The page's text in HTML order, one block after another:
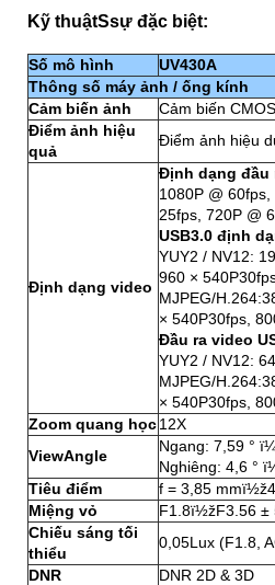
Kỹ thuậtSsự đặc biệt:
Số mô hình
UV430A
Thông số máy ảnh / ống kính
Cảm biến ảnh
Cảm biến
Điểm ảnh hiệu
quả
Điểm ảnh hiệu
Định dạng video
Định dạng đầu
1080P @
25fps, 720P @
USB3.0 định
YUY2 / NV12:
960 ×
MJPEG/
× 540P30fps,
Đầu ra video
YUY2 / NV12:
MJPEG/
× 540P30fps,
Zoom quang học12X
ViewAngle
Ngang: 7,59 °
Nghiêng: 4,6
Tiêu điểm
f = 3,85
Miệng vỏ
F1.8ï½žF3.56 ±
Chiếu sáng tối
thiểu
0,05Lux (F1.8,
DNR
DNR 2D & 3D